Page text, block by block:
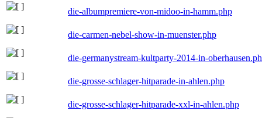
die-albumpremiere-von-midoo-in-hamm.php
die-carmen-nebel-show-in-muenster.php
die-germanystream-kultparty-2014-in-
die-grosse-schlager-hitparade-in-ahlen.php
die-grosse-schlager-hitparade-xxl-in-ahlen.php